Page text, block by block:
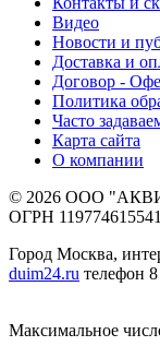
Видео
Новости и
Доставка и
Договор -
Политика
Часто
Карта сайта
О компании
© 2026 ООО
ОГРН
Город Москва,
duim24.ru телефон
Максимальное